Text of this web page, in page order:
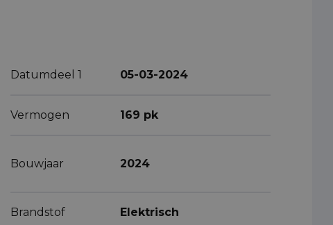
Datumdeel 1 05-03-2024
Vermogen 169 pk
Bouwjaar 2024
Brandstof Elektrisch